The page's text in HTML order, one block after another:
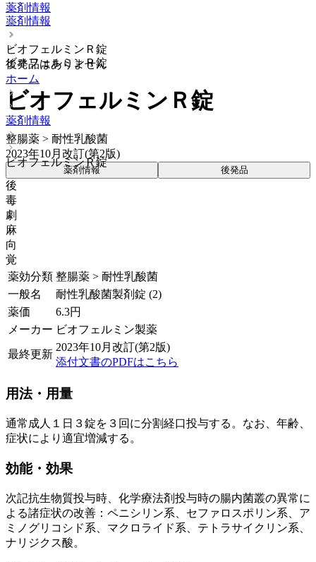
薬剤情報
ビオフェルミンＲ錠
後発品はありません
ホーム
薬剤情報
ビオフェルミンＲ錠
薬剤情報
ビオフェルミンＲ錠
ビオフェルミンＲ錠
整腸薬 > 耐性乳酸菌
2023年10月改訂(第2版)
薬剤情報 後発品
後
毒
劇
麻
向
覚
薬効分類 整腸薬 > 耐性乳酸菌
一般名
耐性乳酸菌製剤錠 (2)
薬価
6.3円
メーカー ビオフェルミン製薬
最終更新
2023年10月改訂(第2版)
添付文書のPDFはこちら
用法・用量
通常成人１日３錠を３回に分割経口投与する。なお、年齢、
症状により適宜増減する。
効能・効果
次記抗生物質投与時、化学療法剤投与時の腸内菌叢の異常に
よる諸症状の改善：ペニシリン系、セファロスポリン系、ア
ミノグリコシド系、マクロライド系、テトラサイクリン系、
ナリジクス酸。